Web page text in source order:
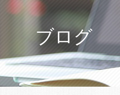
ブログ